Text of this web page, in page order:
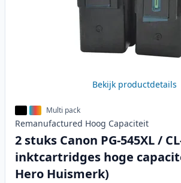
Bekijk productdetails
Multi pack
Remanufactured Hoog Capaciteit
2 stuks Canon PG-545XL /
inktcartridges hoge
Hero Huismerk)